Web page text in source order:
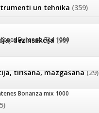
un tehnika (359)
dezinsekcija (95)
tīrīšana, mazgāšana (29)
20kg
lapas (DDL)
Durango Red 1000
Bonanza mix 1000